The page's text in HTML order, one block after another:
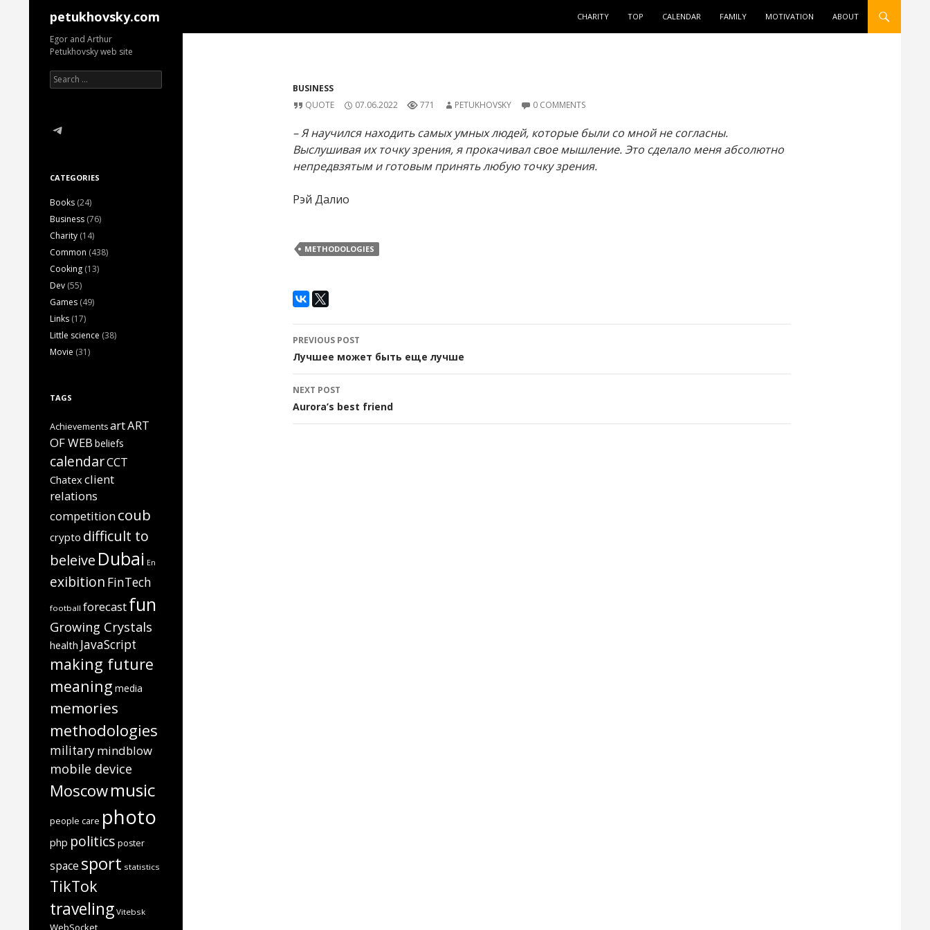
petukhovsky.com
CHARITY
TOP CALENDAR FAMILY MOTIVATION ABOUT
BUSINESS
QUOTE
07.06.2022 771 PETUKHOVSKY 0 COMMENTS
– Я научился находить самых умных людей, которые были со мной не согласны.
Выслушивая их точку зрения, я прокачивал свое мышление. Это сделало меня абсолютно
непредвзятым и готовым принять любую точку зрения.
Рэй Далио
METHODOLOGIES
Post
navigation
PREVIOUS POST
Лучшее может быть еще лучше
NEXT POST
Aurora’s best friend
Egor and Arthur
Petukhovsky web site
Search
for:
Telegram
CATEGORIES
Books (24)
Business (76)
Charity (14)
Common (438)
Cooking (13)
Dev (55)
Games (49)
Links (17)
Little science (38)
Movie (31)
TAGS
AchievementsartART
OF WEB beliefs
calendarCCT
Chatex client
relations
competitioncoub
crypto difficult to
beleive Dubai En
exibition FinTech
football forecastfun
Growing Crystals
health JavaScript
making future
meaning media
memories
methodologies
militarymindblow
mobile device
Moscowmusic
people care photo
php politics poster
space sport statistics
TikTok
traveling Vitebsk
WebSocket